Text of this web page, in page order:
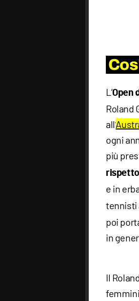
L’Open
Roland
all’
ogni
più
e in
tennisti
poi
in
Il